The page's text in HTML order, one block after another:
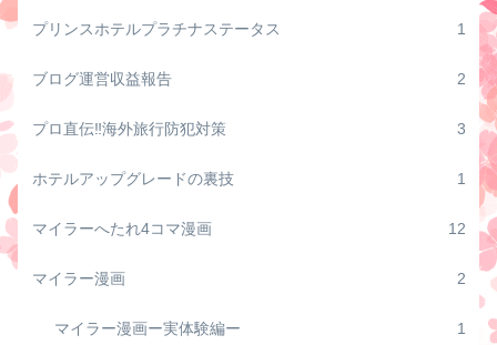
プリンスホテルプラチナステータス 1
ブログ運営収益報告 2
プロ直伝‼️海外旅行防犯対策 3
ホテルアップグレードの裏技 1
マイラーへたれ4コマ漫画 12
マイラー漫画 2
マイラー漫画ー実体験編ー 1